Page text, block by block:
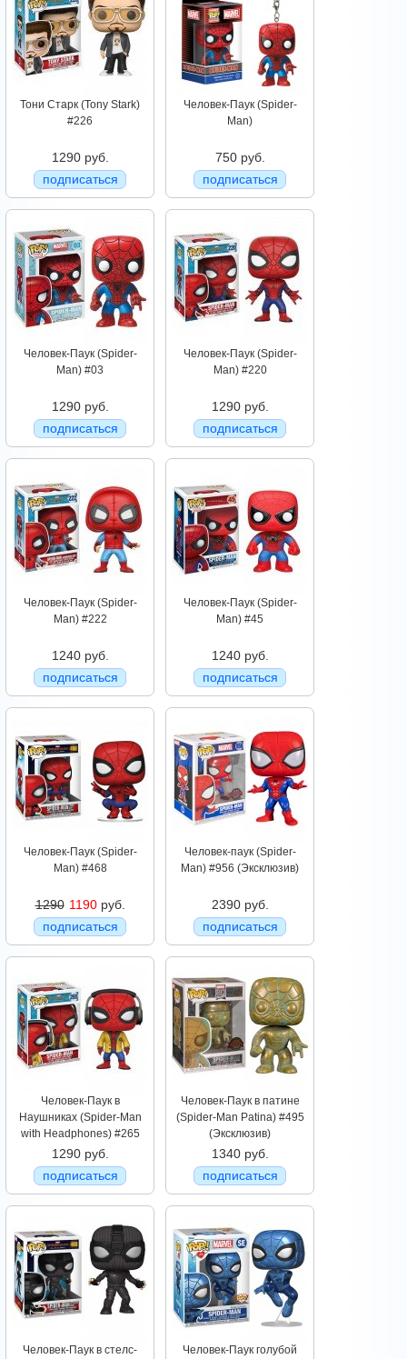
Тони Старк (Tony Stark)
#226
1290 руб.
подписаться
Человек-Паук (Spider-
Man)
750 руб.
подписаться
Человек-Паук (Spider-
Man) #03
1290 руб.
подписаться
Человек-Паук (Spider-
Man) #220
1290 руб.
подписаться
Человек-Паук (Spider-
Man) #222
1240 руб.
подписаться
Человек-Паук (Spider-
Man) #45
1240 руб.
подписаться
Человек-Паук (Spider-
Man) #468
1290 1190руб.
подписаться
Человек-паук (Spider-
Man) #956 (Эксклюзив)
2390 руб.
подписаться
Человек-Паук в
Наушниках (Spider-Man
with Headphones) #265
1290 руб.
подписаться
Человек-Паук в патине
(Spider-Man Patina) #495
(Эксклюзив)
1340 руб.
подписаться
Человек-Паук в стелс-
Человек-Паук голубой